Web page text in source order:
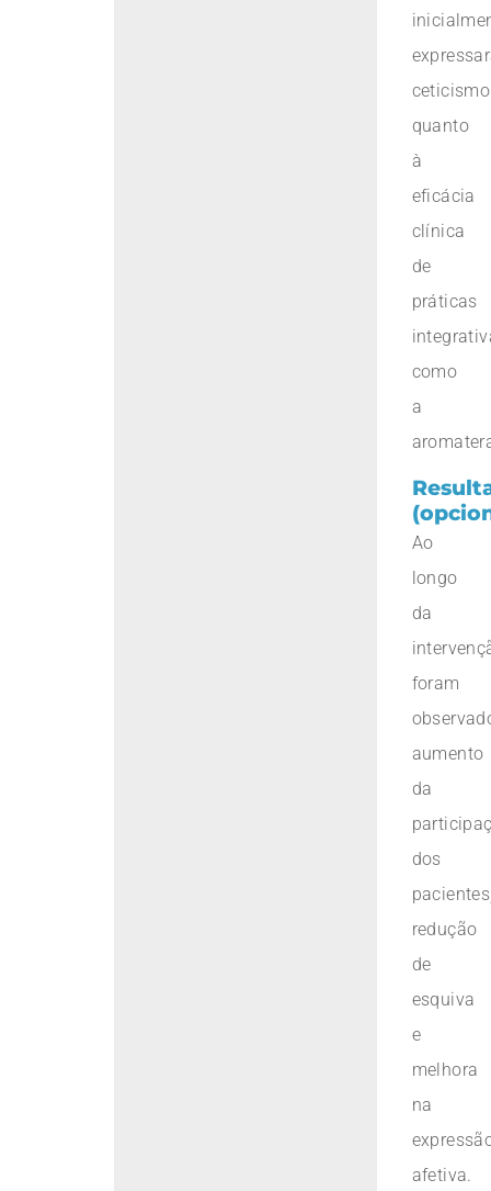
ceticismo
quanto
à
eficácia
clínica
de
práticas
como
a
Ao
longo
da
foram
aumento
da
dos
redução
de
esquiva
e
melhora
na
afetiva.